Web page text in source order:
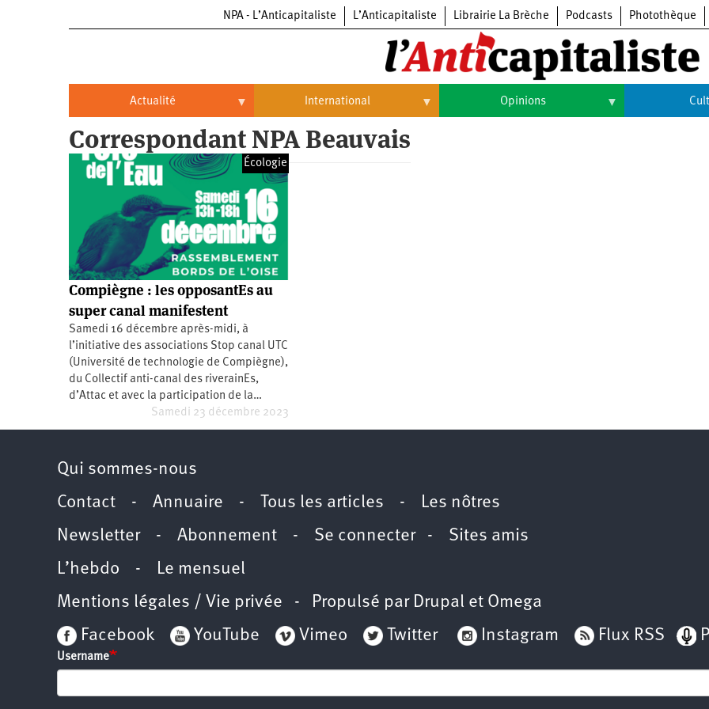
NPA - L’Anticapitaliste L’Anticapitaliste Librairie La Brèche Podcasts Photothèque
Actualité
Actualité
Politique
Entreprises
Entreprises
Automobile
Aéronautique
Commerce
Hôpitaux
SNCF
Oppressions
Oppressions
Antiracisme
Féminisme
LGBTI
Économie
Écologie
Éducation
Santé
Vidéos
International
International
Brésil
Chine
États-
Unis
Continents
Amérique
latine
Moyen-
Océanie
Opinions
Correspondant NPA Beauvais
Écologie
Compiègne : les opposantEs au
super canal manifestent
Samedi 16 décembre après-midi, à
l’initiative des associations Stop canal UTC
(Université de technologie de Compiègne),
du Collectif anti-canal des riverainEs,
d’Attac et avec la participation de la…
Samedi 23 décembre 2023
Qui sommes-nous
Contact - Annuaire - Tous les articles - Les nôtres
Newsletter- Abonnement - Se connecter- Sites amis
L’hebdo - Le mensuel
Mentions légales / Vie privée - Propulsé par Drupal et Omega
Facebook
YouTube Vimeo Twitter Instagram Flux RSS
Username